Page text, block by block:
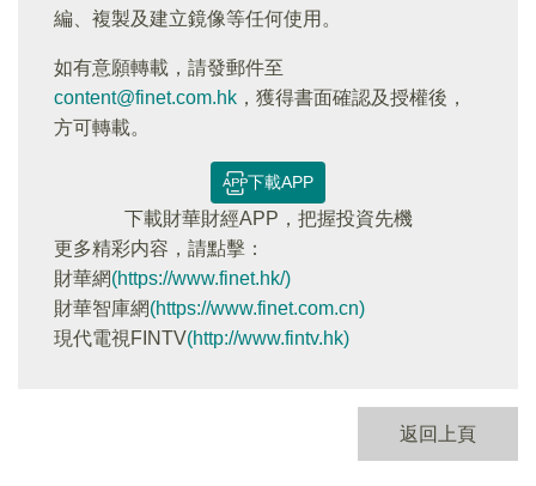
編、複製及建立鏡像等任何使用。
如有意願轉載，請發郵件至
content@finet.com.hk ，獲得書面確認及授權後，
方可轉載。
下載APP
下載財華財經APP，把握投資先機
更多精彩内容，請點擊：
財華網(https://www.finet.hk/)
財華智庫網(https://www.finet.com.cn)
現代電視FINTV(http://www.fintv.hk)
返回上頁